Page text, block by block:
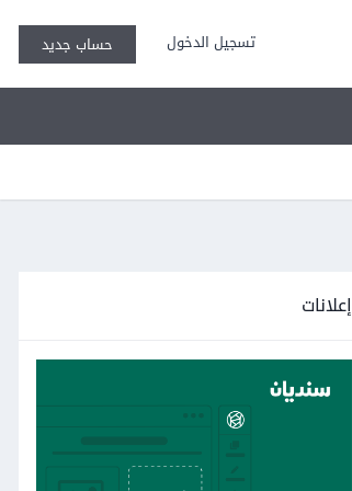
تسجيل الدخول حساب جديد
إعلانات